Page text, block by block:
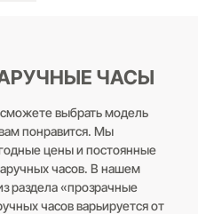
ЧАСЫ
выбрать модель
понравится. Мы
цены и постоянные
часов. В нашем
раздела «прозрачные
часов варьируется от